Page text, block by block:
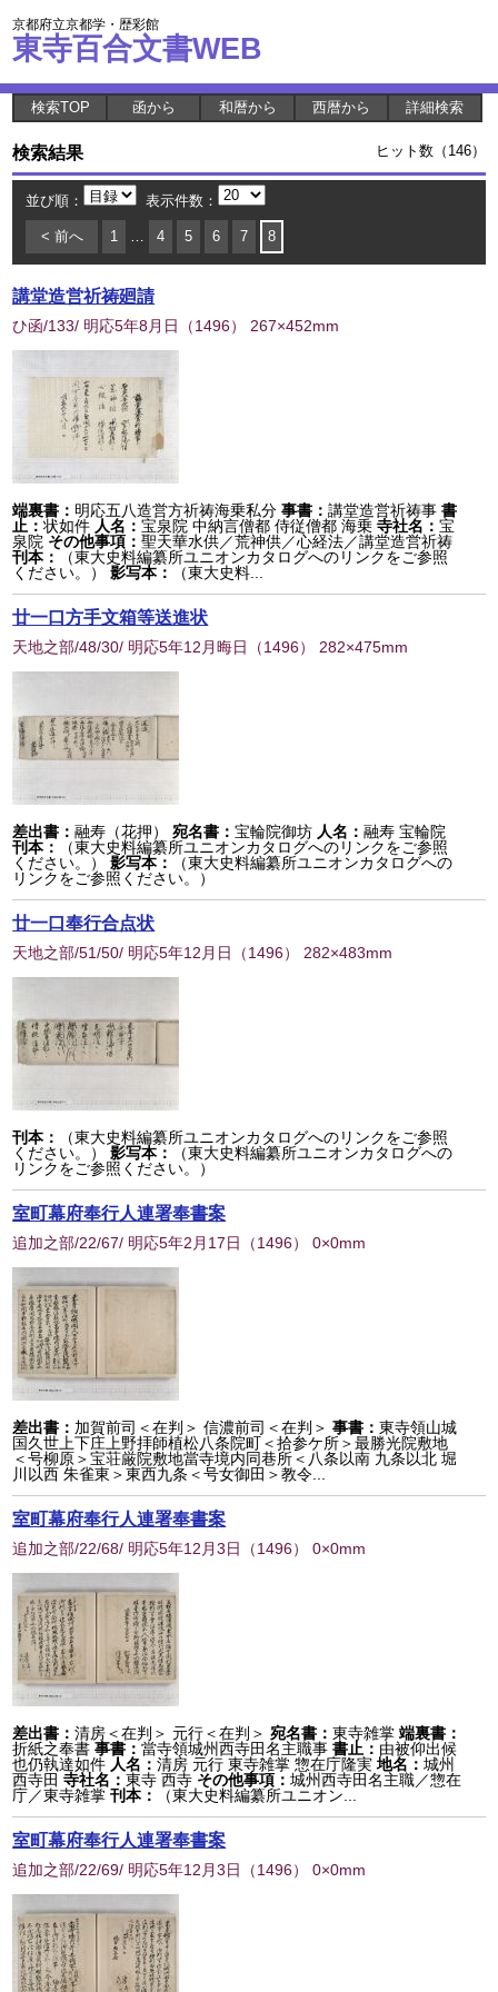
京都府立京都学・歴彩館
東寺百合文書WEB
検索TOP 函から 和暦から 西暦から 詳細検索
検索結果 ヒット数（146）
並び順： 表示件数：
< 前へ 1 … 4 5 6 7 8
講堂造営祈祷廻請
ひ函/133/ 明応5年8月日 （1496） 267×452mm
端裏書： 明応五八造営方祈祷海乗私分 事書：講堂造営祈祷事書
止：状如件 人名：宝泉院 中納言僧都 侍従僧都 海乗 寺社名：宝
泉院 その他事項：聖天華水供／荒神供／心経法／講堂造営祈祷
刊本：
（東大史料編纂所ユニオンカタログへのリンクをご参照
ください。）
影写本： （東大史料...
廿一口方手文箱等送進状
天地之部/48/30/ 明応5年12月晦日 （1496） 282×475mm
差出書：融寿（花押） 宛名書：宝輪院御坊 人名：融寿 宝輪院
刊本：
（東大史料編纂所ユニオンカタログへのリンクをご参照
ください。）
影写本：
（東大史料編纂所ユニオンカタログへの
リンクをご参照ください。）
廿一口奉行合点状
天地之部/51/50/ 明応5年12月日 （1496） 282×483mm
刊本：
（東大史料編纂所ユニオンカタログへのリンクをご参照
ください。）
影写本：
（東大史料編纂所ユニオンカタログへの
リンクをご参照ください。）
室町幕府奉行人連署奉書案
追加之部/22/67/ 明応5年2月17日 （1496） 0×0mm
差出書： 加賀前司＜在判＞ 信濃前司＜在判＞ 事書：東寺領山城
国久世上下庄上野拝師植松八条院町＜拾参ケ所＞最勝光院敷地
＜号柳原＞宝荘厳院敷地當寺境内同巷所＜八条以南 九条以北 堀
川以西 朱雀東＞東西九条＜号女御田＞教令...
室町幕府奉行人連署奉書案
追加之部/22/68/ 明応5年12月3日 （1496） 0×0mm
差出書：清房＜在判＞ 元行＜在判＞ 宛名書：東寺雑掌 端裏書：
折紙之奉書 事書：當寺領城州西寺田名主職事 書止： 由被仰出候
也仍執達如件 人名：清房 元行 東寺雑掌 惣在庁隆実 地名：城州
西寺田 寺社名：東寺 西寺 その他事項：城州西寺田名主職／惣在
庁／東寺雑掌 刊本： （東大史料編纂所ユニオン...
室町幕府奉行人連署奉書案
追加之部/22/69/ 明応5年12月3日 （1496） 0×0mm